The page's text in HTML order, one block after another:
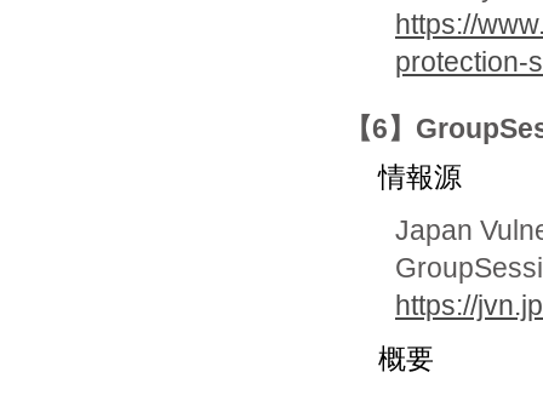
https://
protection-
【6】
情報源
Japan
https://
概要